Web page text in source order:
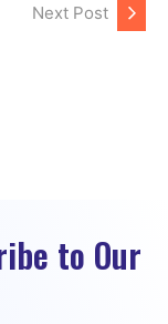
Next Post
to Our